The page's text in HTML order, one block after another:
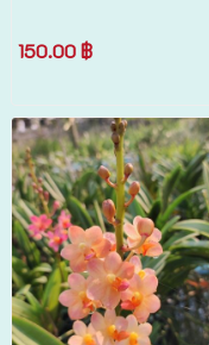
150.00 ฿